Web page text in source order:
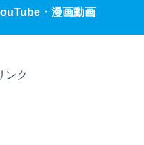
・漫画動画
ンク